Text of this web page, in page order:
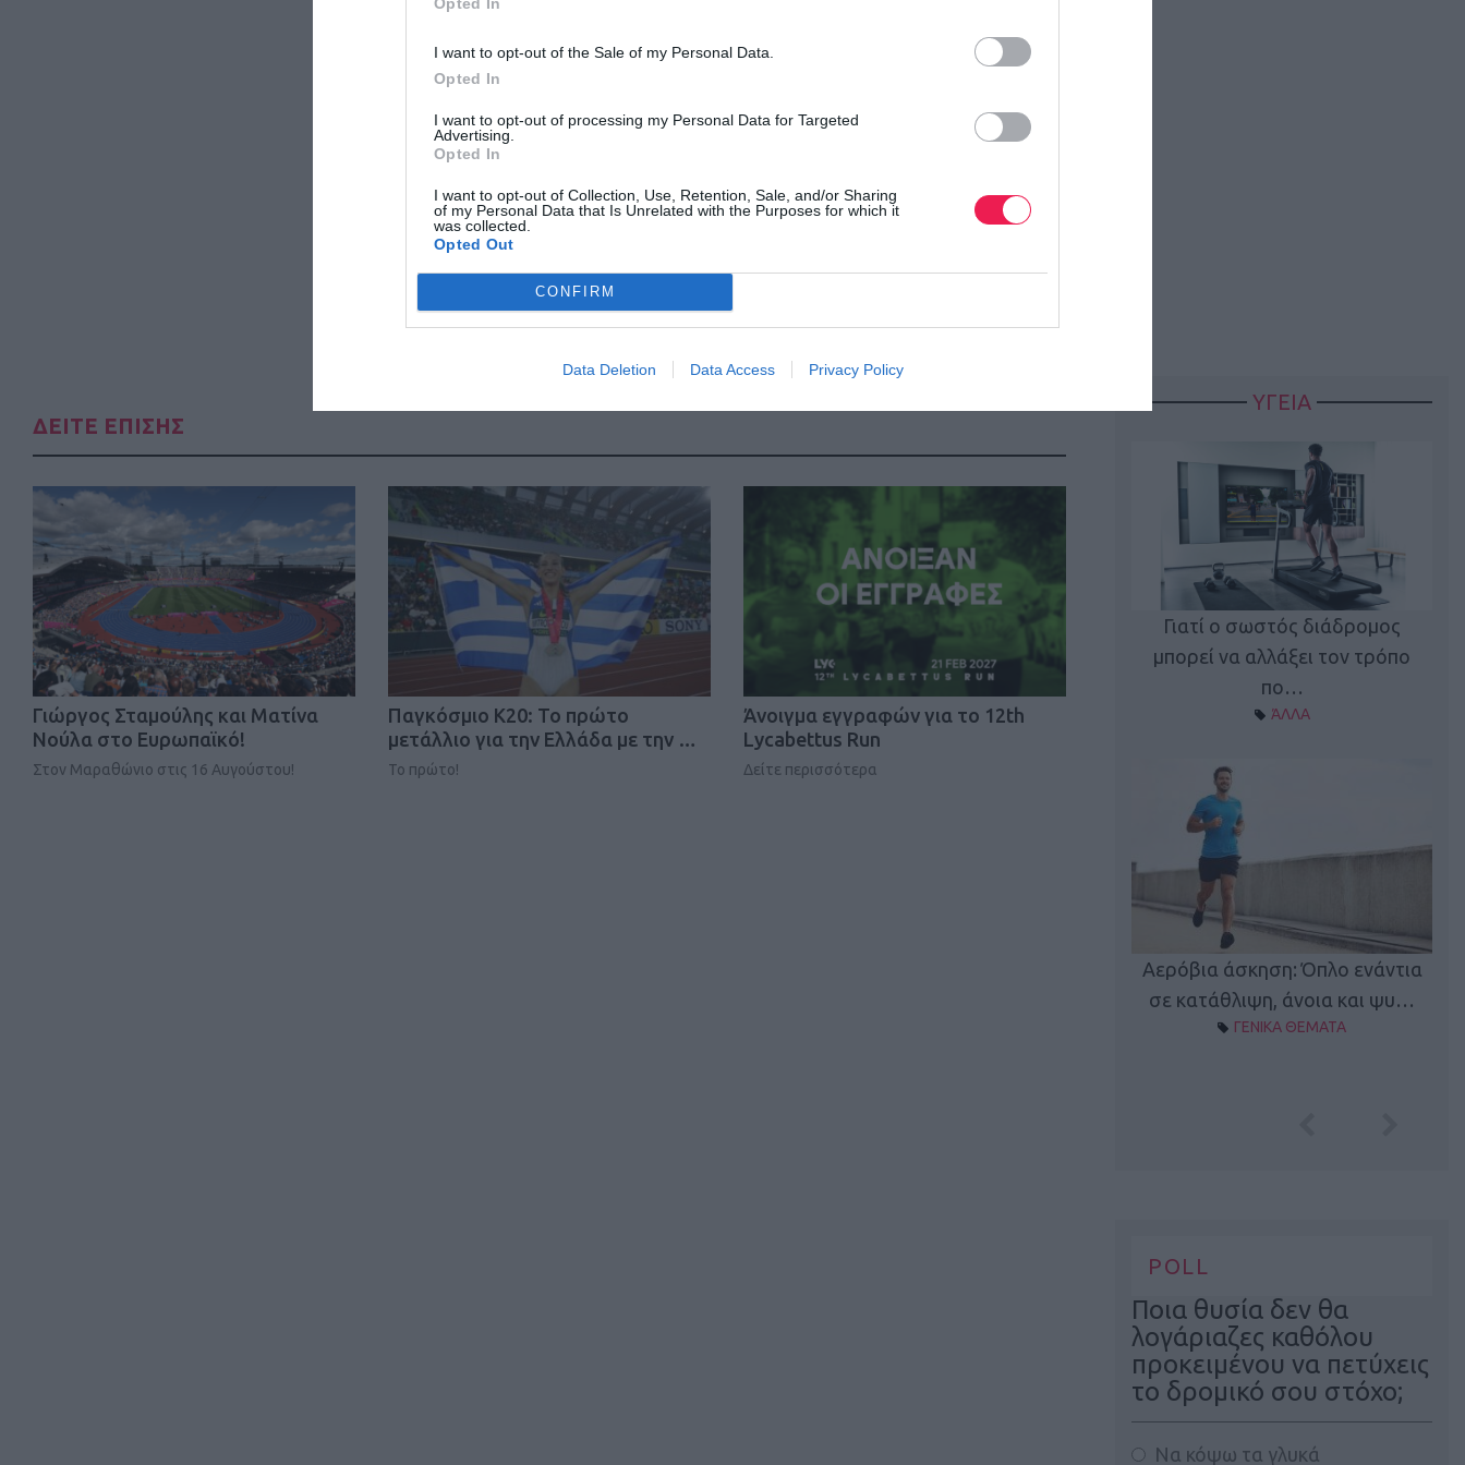
I want to opt-out of the Sale of my Personal Data.
Opted In
I want to opt-out of processing my Personal Data for Targeted
Advertising.
Opted In
I want to opt-out of Collection, Use, Retention, Sale, and/or Sharing
of my Personal Data that Is Unrelated with the Purposes for which it
was collected.
Opted Out
CONFIRM
Data Deletion Data Access Privacy Policy
ΔΕΙΤΕ ΕΠΙΣΗΣ
Γιώργος Σταμούλης και Ματίνα
Νούλα στο Ευρωπαϊκό!
Στον Μαραθώνιο στις 16 Αυγούστου!
Παγκόσμιο Κ20: Το πρώτο
μετάλλιο για την Ελλάδα με την …
Το πρώτο!
Άνοιγμα εγγραφών για το 12th
Lycabettus Run
Δείτε περισσότερα
ΥΓΕΙΑ
Καφές και καφεΐνη
ΓΕΝΙΚΑ ΘΕΜΑΤΑ
Γιατί ο σωστός διάδρομος
μπορεί να αλλάξει τον τρόπο
πο…
ΆΛΛΑ
Αερόβια άσκηση: Όπλο ενάντια
σε κατάθλιψη, άνοια και ψυ…
ΓΕΝΙΚΑ ΘΕΜΑΤΑ
POLL
Ποια θυσία δεν θα
λογάριαζες καθόλου
προκειμένου να πετύχεις
το δρομικό σου στόχο;
Να κόψω τα γλυκά